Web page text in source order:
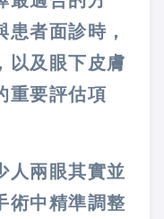
者面診時，
以及眼下皮膚
重要評估項
人兩眼其實並
術中精準調整